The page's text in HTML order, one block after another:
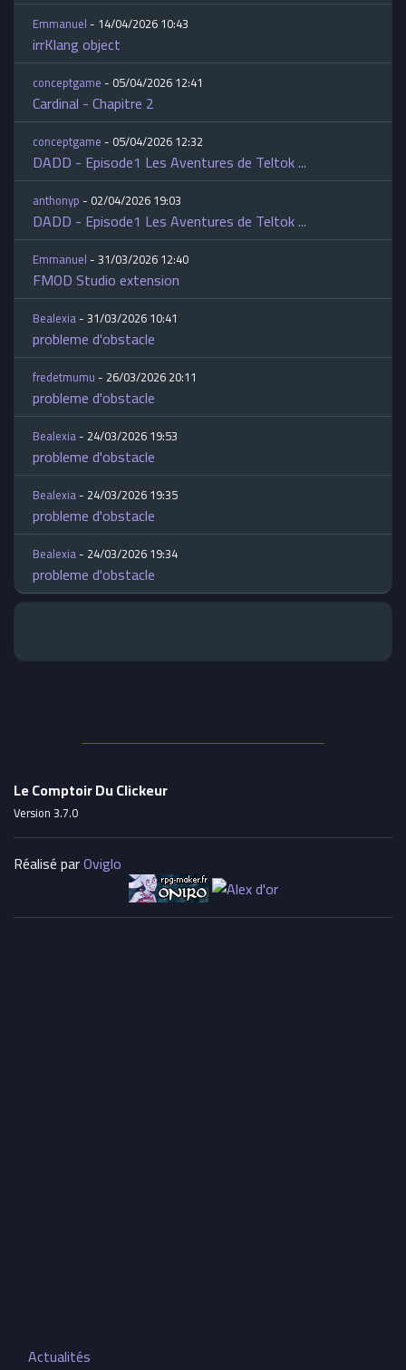
Emmanuel- 14/04/2026 10:43
irrKlang object
conceptgame- 05/04/2026 12:41
Cardinal - Chapitre 2
conceptgame- 05/04/2026 12:32
DADD - Episode1 Les Aventures de Teltok ...
anthonyp- 02/04/2026 19:03
DADD - Episode1 Les Aventures de Teltok ...
Emmanuel- 31/03/2026 12:40
FMOD Studio extension
Bealexia- 31/03/2026 10:41
probleme d'obstacle
fredetmumu- 26/03/2026 20:11
probleme d'obstacle
Bealexia- 24/03/2026 19:53
probleme d'obstacle
Bealexia- 24/03/2026 19:35
probleme d'obstacle
Bealexia- 24/03/2026 19:34
probleme d'obstacle
Le Comptoir Du Clickeur
Version 3.7.0
Réalisé parOviglo
Actualités